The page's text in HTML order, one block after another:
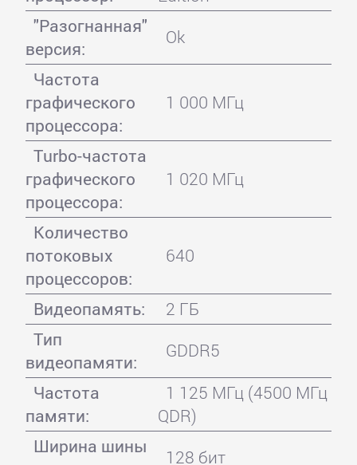
"Разогнанная"
версия:
Ok
Частота
графического
процессора:
1 000 МГц
Turbo-частота
графического
процессора:
1 020 МГц
Количество
потоковых
процессоров:
640
Видеопамять:
2 ГБ
Тип
видеопамяти:
GDDR5
Частота
памяти:
1 125 МГц (4500 МГц
QDR)
Ширина шины
128 бит